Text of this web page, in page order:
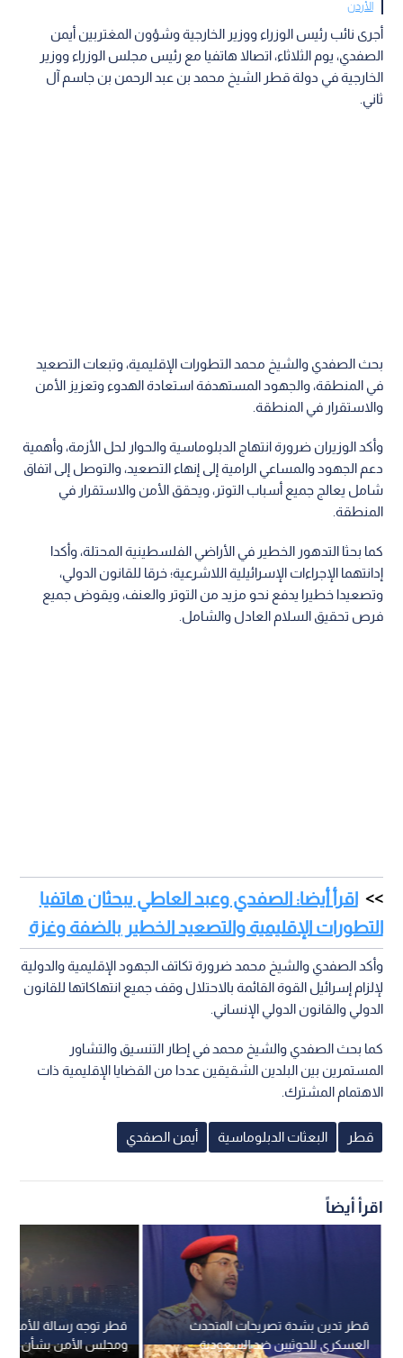
الأردن
أجرى نائب رئيس الوزراء ووزير الخارجية وشؤون المغتربين أيمن
الصفدي، يوم الثلاثاء، اتصالا هاتفيا مع رئيس مجلس الوزراء ووزير
الخارجية في دولة قطر الشيخ محمد بن عبد الرحمن بن جاسم آل
ثاني.
بحث الصفدي والشيخ محمد التطورات الإقليمية، وتبعات التصعيد
في المنطقة، والجهود المستهدفة استعادة الهدوء وتعزيز الأمن
والاستقرار في المنطقة.
وأكد الوزيران ضرورة انتهاج الدبلوماسية والحوار لحل الأزمة، وأهمية
دعم الجهود والمساعي الرامية إلى إنهاء التصعيد، والتوصل إلى اتفاق
شامل يعالج جميع أسباب التوتر، ويحقق الأمن والاستقرار في
المنطقة.
كما بحثا التدهور الخطير في الأراضي الفلسطينية المحتلة، وأكدا
إدانتهما الإجراءات الإسرائيلية اللاشرعية؛ خرقا للقانون الدولي،
وتصعيدا خطيرا يدفع نحو مزيد من التوتر والعنف، ويقوض جميع
فرص تحقيق السلام العادل والشامل.
اقرأ أيضا: الصفدي وعبد العاطي يبحثان هاتفيا
التطورات الإقليمية والتصعيد الخطير بالضفة وغزة
وأكد الصفدي والشيخ محمد ضرورة تكاتف الجهود الإقليمية والدولية
لإلزام إسرائيل القوة القائمة بالاحتلال وقف جميع انتهاكاتها للقانون
الدولي والقانون الدولي الإنساني.
كما بحث الصفدي والشيخ محمد في إطار التنسيق والتشاور
المستمرين بين البلدين الشقيقين عددا من القضايا الإقليمية ذات
الاهتمام المشترك.
قطر البعثات الدبلوماسية أيمن الصفدي
اقرأ أيضاً
قطر توجه رسالة للأمم
ومجلس الأمن بشأن
قطر تدين بشدة تصريحات المتحدث
العسكري للحوثيين ضد السعودية